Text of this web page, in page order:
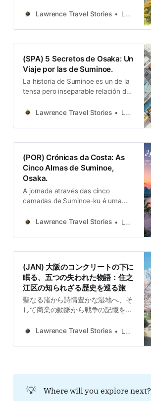
natural world. Its story is told not
a living museum preserving the
memory of gods, poets, merchants,
tells of a different era…
Lawrence Travel Stories Lawrence
(SPA) 5 Secretos de Osaka: Un
Viaje por las de Suminoe.
La historia de Suminoe es un de la
tensa pero inseparable relación de
destrucción, de olvido y
Lawrence Travel Stories Lawrence
(POR) Crónicas da Costa: As
Cinco Almas de Suminoe,
Osaka.
A jornada através das cinco
camadas de Suminoe-ku é uma
caminho sagrado à beira-mar ao
Lawrence Travel Stories Lawrence
(JAN) 大阪のコンクリートの下に
眠る、五つの失われた物語：住之
江区の知られざる歴史を巡る旅
聖なる渚から詩情豊かな湿地へ、そ
して商業の動脈から戦争の記憶を刻
る現代のウォーターフロントへ。私
て向き合わなければならない環境へ
Lawrence Travel Stories Lawrence
💡 Where will you explore next?